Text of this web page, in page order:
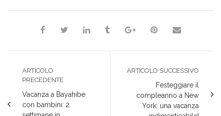
ARTICOLO
PRECEDENTE
Vacanza a Bayahibe
con bambini: 2
ARTICOLO SUCCESSIVO
Festeggiare il
compleanno a New
York: una vacanza